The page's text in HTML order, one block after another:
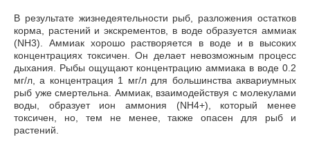
В результате жизнедеятельности рыб, разложения остатков
корма, растений и экскрементов, в воде образуется аммиак
(NH3). Аммиак хорошо растворяется в воде и в высоких
концентрациях токсичен. Он делает невозможным процесс
дыхания. Рыбы ощущают концентрацию аммиака в воде 0.2
мг/л, а концентрация 1 мг/л для большинства аквариумных
рыб уже смертельна. Аммиак, взаимодействуя с молекулами
воды, образует ион аммония (NH4+), который менее
токсичен, но, тем не менее, также опасен для рыб и
растений.